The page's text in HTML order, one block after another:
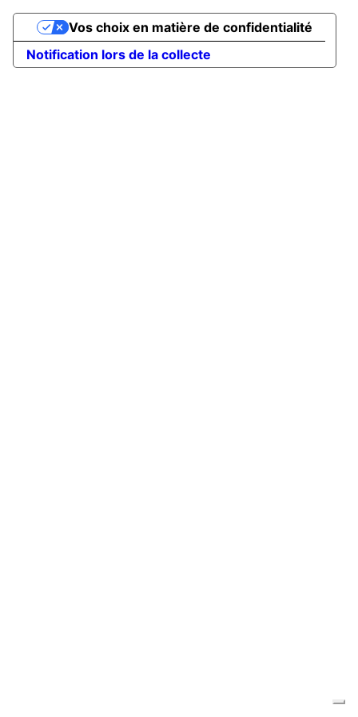
Notification lors de la collecte
Vos choix en matière de confidentialité